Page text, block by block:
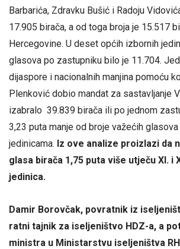
Barbarića, Zdravku Bušić i Radoju
17.905 birača, a od toga broja je 15.517
Hercegovine. U deset općih izbornih
glasova po zastupniku bilo je 11.704.
dijaspore i nacionalnih manjina pomoću
Plenković dobio mandat za sastavljanje
izabralo 39.839 birača ili po jednom
3,23 puta manje od broje važećih
jedinicama. Iz ove analize proizlazi da
glasa birača 1,75 puta više utječu XI. i
jedinica.
Damir Borovčak, povratnik iz
ratni tajnik za iseljeništvo HDZ-a, a
ministra u Ministarstvu iseljeništva